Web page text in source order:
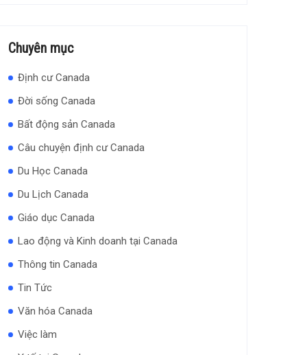
Chuyên mục
Định cư Canada
Đời sống Canada
Bất động sản Canada
Câu chuyện định cư Canada
Du Học Canada
Du Lịch Canada
Giáo dục Canada
Lao động và Kinh doanh tại Canada
Thông tin Canada
Tin Tức
Văn hóa Canada
Việc làm